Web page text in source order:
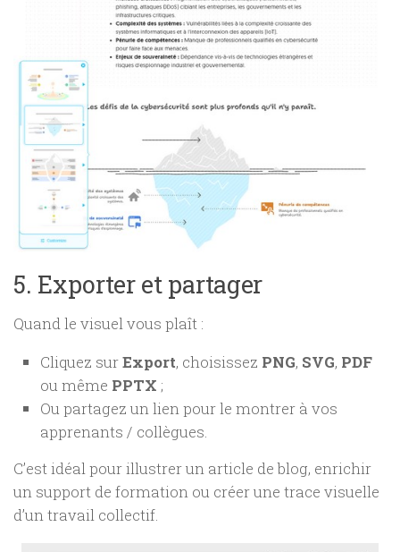
5. Exporter et partager
Quand le visuel vous plaît :
Cliquez surExport, choisissez PNG, SVG, PDF
ou même PPTX ;
Ou partagez un lien pour le montrer à vos
apprenants / collègues.
C’est idéal pour illustrer un article de blog, enrichir
un support de formation ou créer une trace visuelle
d’un travail collectif.